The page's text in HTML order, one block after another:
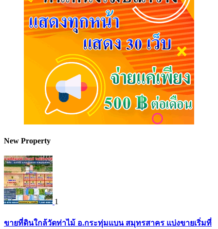
New Property
1
ขายที่ดินใกล้วัดท่าไม้ อ.กระทุ่มแบน สมุทรสาคร แบ่งขายเริ่มที่